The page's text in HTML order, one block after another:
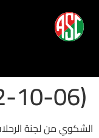
(2022-10-06 07:49:09 )
الشكوي من لجنة